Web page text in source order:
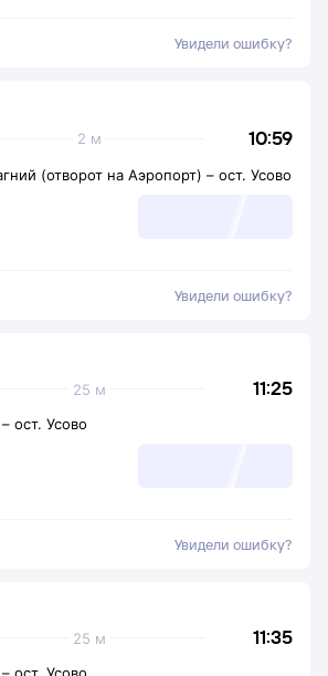
Увидели ошибку?
10:59
2 м
(отворот на Аэропорт) – ост. Усово
Увидели ошибку?
11:25
25 м
– ост. Усово
Увидели ошибку?
11:35
25 м